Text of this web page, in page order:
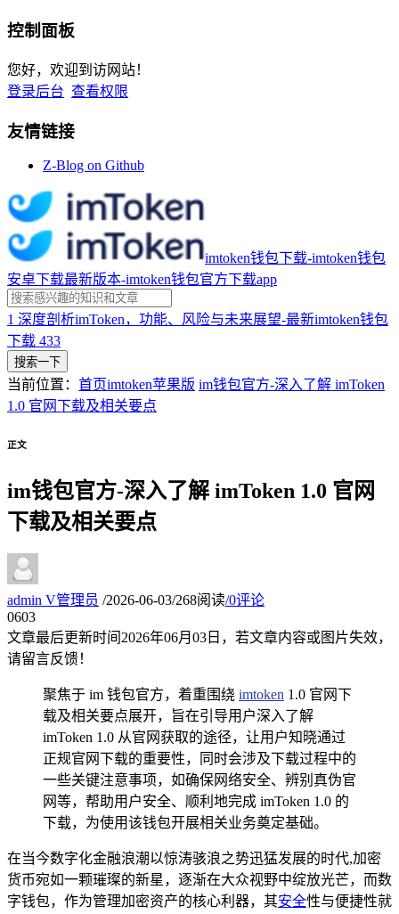
控制面板
您好，欢迎到访网站！
登录后台 查看权限
友情链接
Z-Blog on Github
imtoken钱包下载-imtoken钱包
安卓下载最新版本-imtoken钱包官方下载app
1 深度剖析imToken，功能、风险与未来展望-最新imtoken钱包
下载 433
搜索一下
当前位置： 首页imtoken苹果版 im钱包官方-深入了解 imToken
1.0 官网下载及相关要点
正文
im钱包官方-深入了解 imToken 1.0 官网
下载及相关要点
admin V管理员 /2026-06-03/268阅读/0评论
0603
文章最后更新时间 2026年06月03日 ，若文章内容或图片失效，
请留言反馈！
聚焦于 im 钱包官方，着重围绕 imtoken 1.0 官网下
载及相关要点展开，旨在引导用户深入了解
imToken 1.0 从官网获取的途径，让用户知晓通过
正规官网下载的重要性，同时会涉及下载过程中的
一些关键注意事项，如确保网络安全、辨别真伪官
网等，帮助用户安全、顺利地完成 imToken 1.0 的
下载，为使用该钱包开展相关业务奠定基础。
在当今数字化金融浪潮以惊涛骇浪之势迅猛发展的时代,加密
货币宛如一颗璀璨的新星，逐渐在大众视野中绽放光芒，而数
字钱包，作为管理加密资产的核心利器，其安全性与便捷性就